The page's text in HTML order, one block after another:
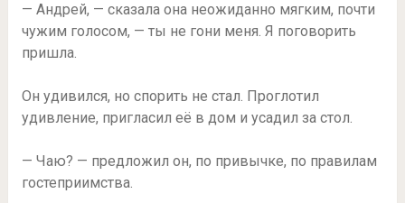
— Андрей, — сказала она неожиданно мягким, почти
чужим голосом, — ты не гони меня. Я поговорить
пришла.
Он удивился, но спорить не стал. Проглотил
удивление, пригласил её в дом и усадил за стол.
— Чаю? — предложил он, по привычке, по правилам
гостеприимства.